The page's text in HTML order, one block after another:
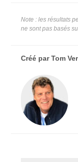
Note : les résultats
ne sont pas basés
Créé parTom